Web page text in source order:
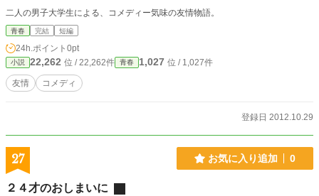
二人の男子大学生による、コメディー気味の友情物語。
青春 完結 短編
24h.ポイント 0pt
小説 22,262 位 / 22,262件 青春 1,027 位 / 1,027件
友情 コメディ
登録日 2012.10.29
27 お気に入り追加 0
２４才のおしまいに